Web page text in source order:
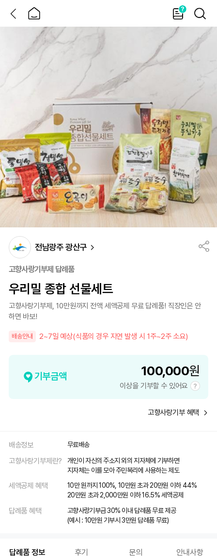
홈
가
이
드
검
색
전남광주 광산구
고향사랑기부제 답례품
우리밀 종합 선물세트
고향사랑기부제, 10만원까지 전액 세액공제 무료 답례품! 직장인은 안
하면 바보!
배송안내 2~7일 예상(식품의 경우 지연 발생 시 1주~2주 소요)
기부금액 100,000원
이상을 기부할 수 있어요
고향사랑기부 혜택
배송정보 무료배송
고향사랑기부제란?
개인이 자신의 주소지 외의 지자체에 기부하면
지자체는 이를 모아 주민복리에 사용하는 제도
세액공제 혜택
10만 원까지 100%, 10만원 초과 20만원 이하 44%
20만원 초과 2,000만원 이하 16.5% 세액공제
답례품 혜택
고향사랑기부금 30% 이내 답례품 무료 제공
(예시 : 10만원 기부시 3만원 답례품 무료)
답례품 정보 후기 문의 안내사항